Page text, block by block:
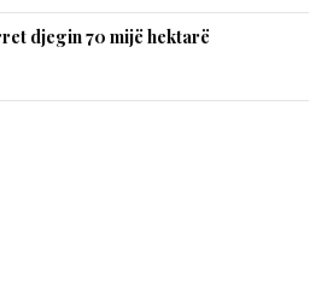
djegin 70 mijë hektarë